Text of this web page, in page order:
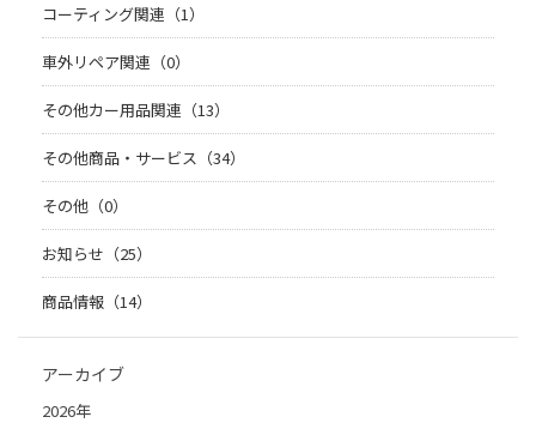
コーティング関連（1）
車外リペア関連（0）
その他カー用品関連（13）
その他商品・サービス（34）
その他（0）
お知らせ（25）
商品情報（14）
アーカイブ
2026年